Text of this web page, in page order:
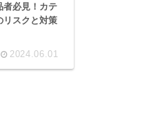
者必見！カテ
リスクと対策
2024.06.01